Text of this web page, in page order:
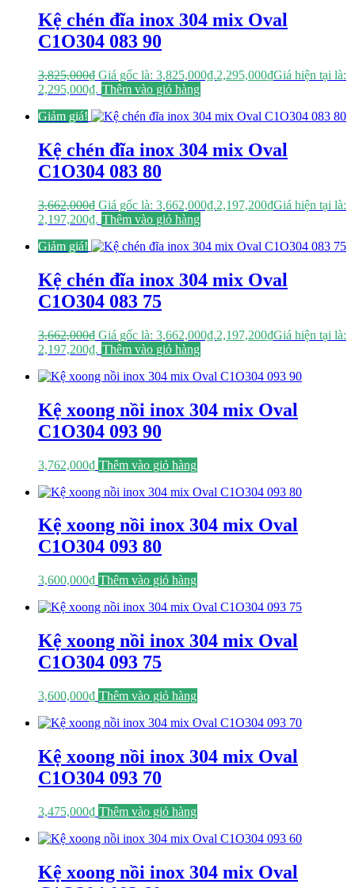
Kệ chén đĩa inox 304 mix Oval
C1O304 083 90
3,825,000₫ Giá gốc là: 3,825,000₫.2,295,000₫Giá hiện tại là:
2,295,000₫. Thêm vào giỏ hàng
Giảm giá!
Kệ chén đĩa inox 304 mix Oval
C1O304 083 80
3,662,000₫ Giá gốc là: 3,662,000₫.2,197,200₫Giá hiện tại là:
2,197,200₫. Thêm vào giỏ hàng
Giảm giá!
Kệ chén đĩa inox 304 mix Oval
C1O304 083 75
3,662,000₫ Giá gốc là: 3,662,000₫.2,197,200₫Giá hiện tại là:
2,197,200₫. Thêm vào giỏ hàng
Kệ xoong nồi inox 304 mix Oval
C1O304 093 90
3,762,000₫ Thêm vào giỏ hàng
Kệ xoong nồi inox 304 mix Oval
C1O304 093 80
3,600,000₫ Thêm vào giỏ hàng
Kệ xoong nồi inox 304 mix Oval
C1O304 093 75
3,600,000₫ Thêm vào giỏ hàng
Kệ xoong nồi inox 304 mix Oval
C1O304 093 70
3,475,000₫ Thêm vào giỏ hàng
Kệ xoong nồi inox 304 mix Oval